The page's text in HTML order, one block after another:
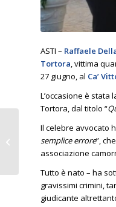
ASTI – Raffaele
Tortora , vittima
27 giugno, al Ca’
L’occasione è
Tortora, dal titolo “
Il celebre avvocato
semplice errore”,
associazione
Tutto è nato – ha
gravissimi crimini,
giudicante
I CINQUANT’ANNI DELLA
CARDIOLOGIA
ASTIGIANA
ROTARY DAL
PRIMARIO...